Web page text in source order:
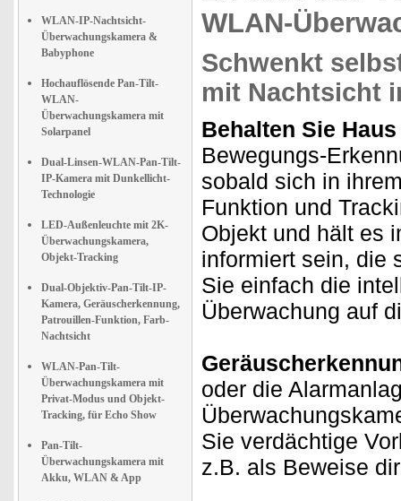
WLAN-IP-Nachtsicht-
Überwachungskamera &
Babyphone
Hochauflösende Pan-Tilt-
WLAN-
Überwachungskamera mit
Solarpanel
Dual-Linsen-WLAN-Pan-Tilt-
IP-Kamera mit Dunkellicht-
Technologie
LED-Außenleuchte mit 2K-
Überwachungskamera,
Objekt-Tracking
Dual-Objektiv-Pan-Tilt-IP-
Kamera, Geräuscherkennung,
Patrouillen-Funktion, Farb-
Nachtsicht
WLAN-Pan-Tilt-
Überwachungskamera mit
Privat-Modus und Objekt-
Tracking, für Echo Show
Pan-Tilt-
Überwachungskamera mit
Akku, WLAN & App
WLAN-
Schwenkt
mit Nachtsicht
Behalten Sie
Bewegungs-
sobald sich in
Funktion und
Objekt und hält es
informiert sein, die
Sie einfach die
Überwachung auf
oder die
Sie verdächtige
z.B. als Beweise